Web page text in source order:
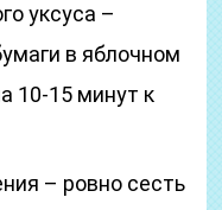
уксуса –
в яблочном
10-15 минут к
– ровно сесть